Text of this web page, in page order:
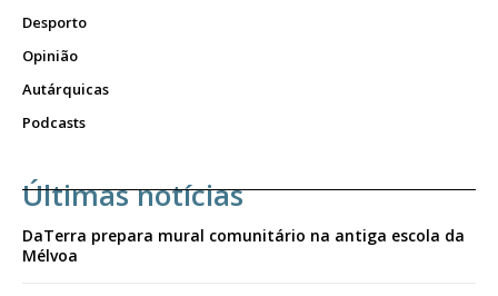
Desporto
Opinião
Autárquicas
Podcasts
Últimas notícias
DaTerra prepara mural comunitário na antiga escola da
Mélvoa